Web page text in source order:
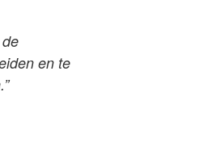
en te